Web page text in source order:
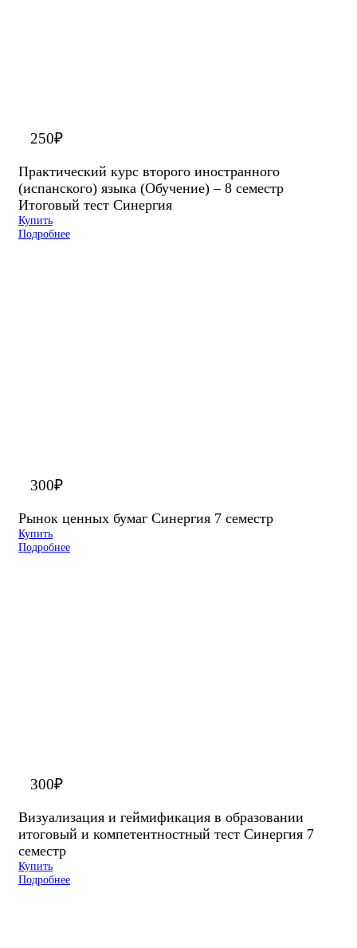
250₽
Практический курс второго иностранного
(испанского) языка (Обучение) – 8 семестр
Итоговый тест Синергия
Купить
Подробнее
300₽
Рынок ценных бумаг Синергия 7 семестр
Купить
Подробнее
300₽
Визуализация и геймификация в образовании
итоговый и компетентностный тест Синергия 7
семестр
Купить
Подробнее